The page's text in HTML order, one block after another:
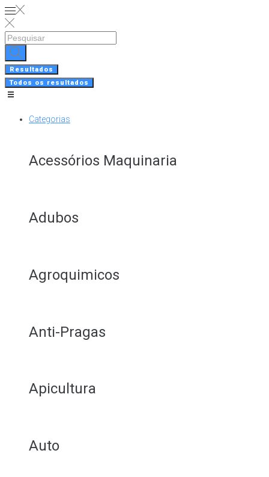
Skip
to
content
Search
Resultados
Todos os resultados
Categorias
Acessórios Maquinaria
Adubos
Agroquimicos
Anti-Pragas
Apicultura
Auto